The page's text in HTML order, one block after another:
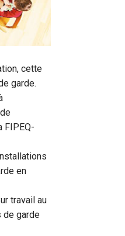
cette
garde.
FIPEQ-
en
travail au
de garde